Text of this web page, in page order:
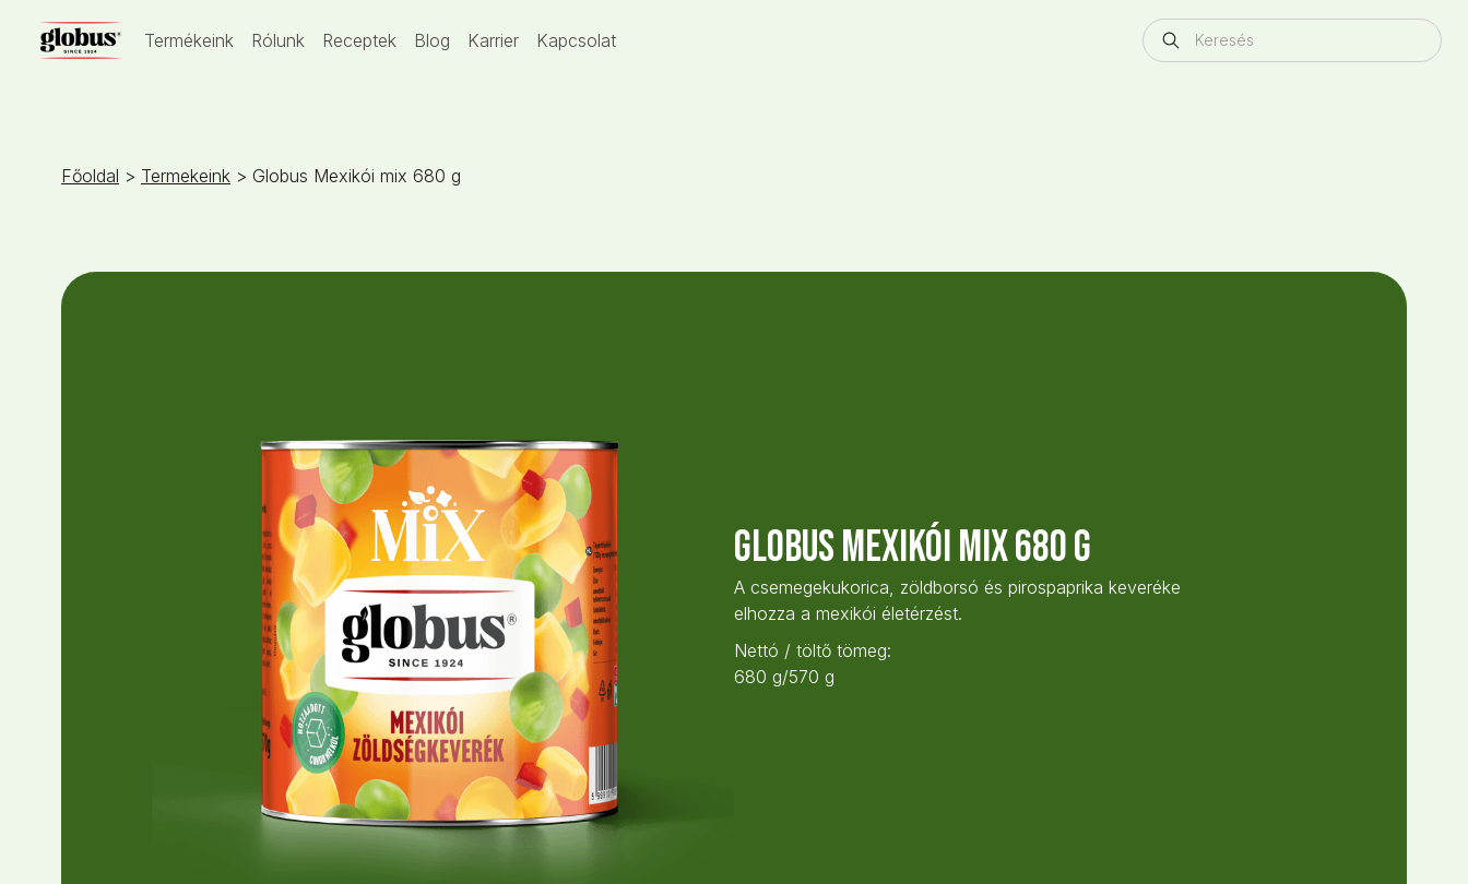
Termékeink Rólunk Receptek Blog Karrier Kapcsolat
Főoldal > Termekeink > Globus Mexikói mix 680 g
Globus Mexikói mix 680 g
A csemegekukorica, zöldborsó és pirospaprika keveréke
elhozza a mexikói életérzést.
Nettó / töltő tömeg:
680 g/570 g